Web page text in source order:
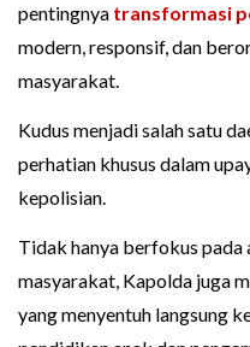
pentingnya transformasi
modern, responsif, dan
masyarakat.
Kudus menjadi salah satu
perhatian khusus dalam
kepolisian.
Tidak hanya berfokus
masyarakat, Kapolda juga
yang menyentuh langsung